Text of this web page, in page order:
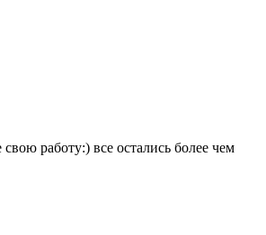
работу:) все остались более чем